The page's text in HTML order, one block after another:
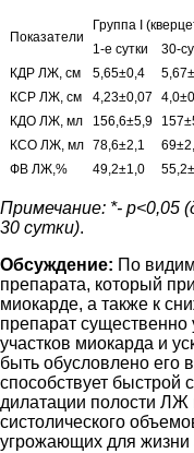
Показатели
Группа I
1-е сутки
30-
КДР ЛЖ, см
5,65±0,4
КСР ЛЖ, см
4,23±0,07
КДО ЛЖ, мл
156,6±5,9
КСО ЛЖ, мл 78,6±2,1
ФВ ЛЖ,%
49,2±1,0
Примечание: *- р<0,05
30 сутки).
Обсуждение: По
препарата, который
миокарде, а также к
препарат
участков миокарда и
быть обусловлено его
способствует быстрой
дилатации полости ЛЖ
систолического
угрожающих для жизни